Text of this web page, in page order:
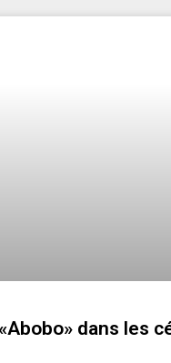
dans les